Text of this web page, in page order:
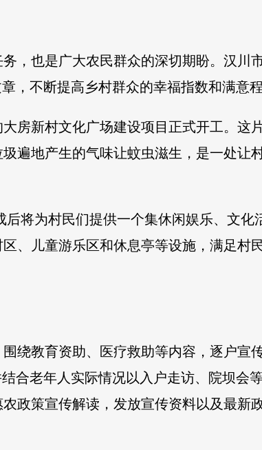
，也是广大农民群众的深切期盼。汉川
，不断提高乡村群众的幸福指数和满意程
房新村文化广场建设项目正式开工。这
遍地产生的气味让蚊虫滋生，是一处让
将为村民们提供一个集休闲娱乐、文化
、儿童游乐区和休息亭等设施，满足村
绕教育资助、医疗救助等内容，逐户宣
合老年人实际情况以入户走访、院坝会
政策宣传解读，发放宣传资料以及最新